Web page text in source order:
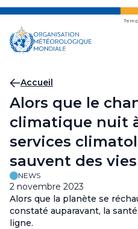
Skip
main
content
Fil
d'Ariane
Accueil
Alors que le
climatique nuit
services
sauvent des vies
NEWS
2 novembre 2023
Alors que la planète se
constaté auparavant, la
ligne.